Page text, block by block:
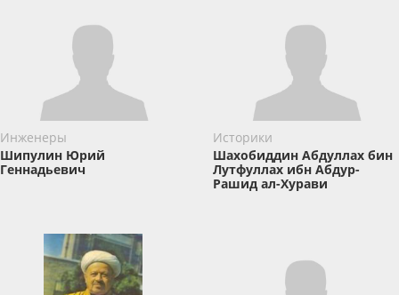
Инженеры
Шипулин Юрий
Геннадьевич
Историки
Шахобиддин Абдуллах бин
Лутфуллах ибн Абдур-
Рашид ал-Хурави